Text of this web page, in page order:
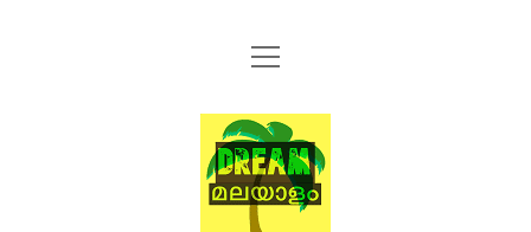
HOME
ABOUT
CONTACT
PRIVACY POLICY
open
menu
Dream
Malayalam